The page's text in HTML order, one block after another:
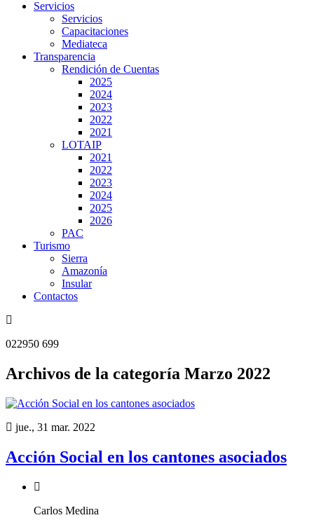
Servicios
Servicios
Capacitaciones
Mediateca
Transparencia
Rendición de Cuentas
2025
2024
2023
2022
2021
LOTAIP
2021
2022
2023
2024
2025
2026
PAC
Turismo
Sierra
Amazonía
Insular
Contactos
022950 699
Archivos de la categoría Marzo 2022
jue., 31 mar. 2022
Acción Social en los cantones asociados
Carlos Medina